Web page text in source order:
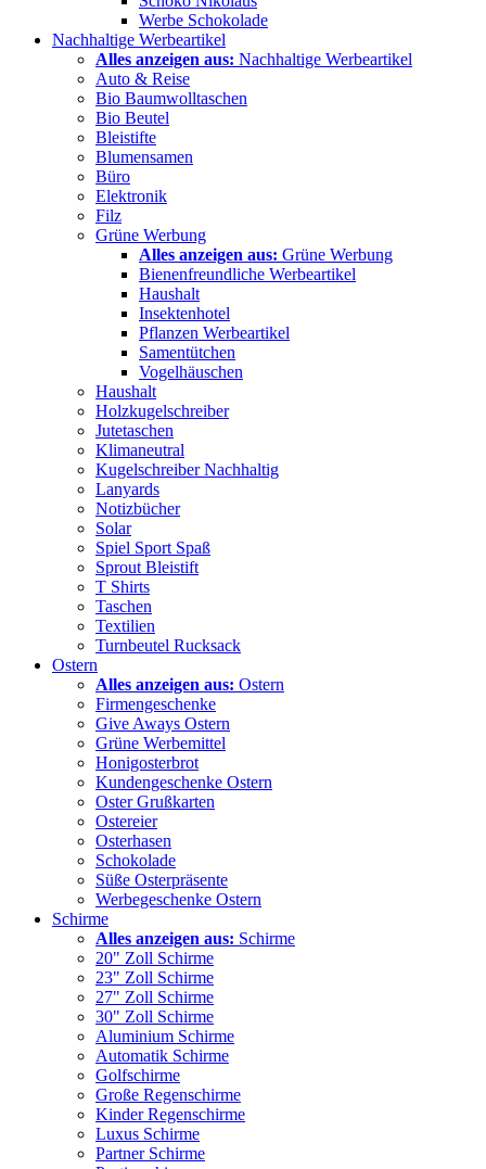
Werbe Schokolade
Nachhaltige Werbeartikel
Alles anzeigen aus: Nachhaltige Werbeartikel
Auto & Reise
Bio Baumwolltaschen
Bio Beutel
Bleistifte
Blumensamen
Büro
Elektronik
Filz
Grüne Werbung
Alles anzeigen aus: Grüne Werbung
Bienenfreundliche Werbeartikel
Haushalt
Insektenhotel
Pflanzen Werbeartikel
Samentütchen
Vogelhäuschen
Haushalt
Holzkugelschreiber
Jutetaschen
Klimaneutral
Kugelschreiber Nachhaltig
Lanyards
Notizbücher
Solar
Spiel Sport Spaß
Sprout Bleistift
T Shirts
Taschen
Textilien
Turnbeutel Rucksack
Ostern
Alles anzeigen aus: Ostern
Firmengeschenke
Give Aways Ostern
Grüne Werbemittel
Honigosterbrot
Kundengeschenke Ostern
Oster Grußkarten
Ostereier
Osterhasen
Schokolade
Süße Osterpräsente
Werbegeschenke Ostern
Schirme
Alles anzeigen aus: Schirme
20" Zoll Schirme
23" Zoll Schirme
27" Zoll Schirme
30" Zoll Schirme
Aluminium Schirme
Automatik Schirme
Golfschirme
Große Regenschirme
Kinder Regenschirme
Luxus Schirme
Partner Schirme